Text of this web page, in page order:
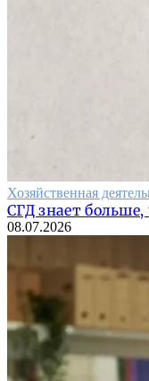
Хозяйственная
СГД знает
08.07.2026